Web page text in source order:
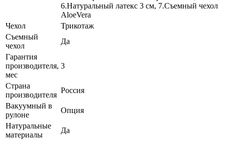
6.Натуральный латекс 3 см, 7.Съемный чехол
AloeVera
Чехол
Трикотаж
Съемный
чехол
Да
Гарантия
производителя,
мес
3
Страна
производителя
Россия
Вакуумный в
рулоне
Опция
Натуральные
материалы
Да